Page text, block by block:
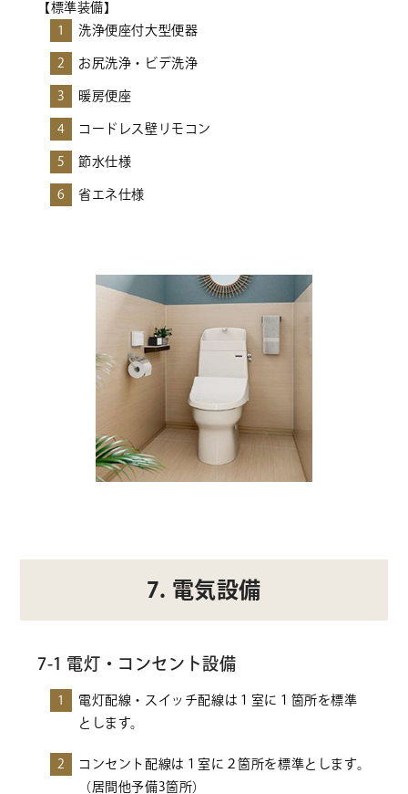
【標準装備】
1
洗浄便座付大型便器
2 お尻洗浄・ビデ洗浄
3 暖房便座
4 コードレス壁リモコン
5 節水仕様
6 省エネ仕様
7. 電気設備
7-1 電灯・コンセント設備
1
電灯配線・スイッチ配線は１室に１箇所を標準
とします。
2
コンセント配線は１室に２箇所を標準とします。
（居間他予備3箇所）